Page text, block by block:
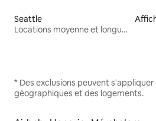
Seattle
Locations moyenne et longue durée
* Des exclusions peuvent
géographiques et des logements.